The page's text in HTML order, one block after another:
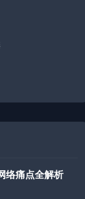
络痛点全解析